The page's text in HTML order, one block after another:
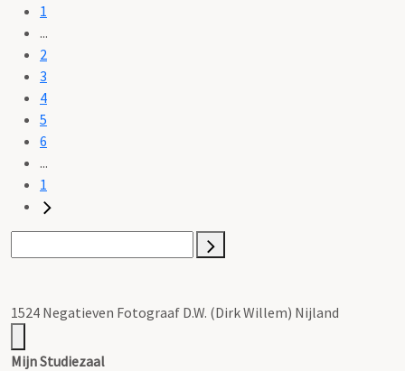
1
...
2
3
4
5
6
...
1
1524 Negatieven Fotograaf D.W. (Dirk Willem) Nijland
Mijn Studiezaal